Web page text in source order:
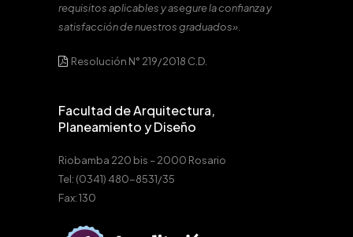
requisitos aplicables y asegure la confianza y
satisfacción de nuestros graduados».
Resolución N° 219/2018 C.D.
Facultad de Arquitectura,
Planeamiento y Diseño
Riobamba 220 bis – 2000 Rosario
Tel: (0341) 480-8531/35
Fax: 130